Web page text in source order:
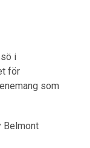
i
för
som
Belmont